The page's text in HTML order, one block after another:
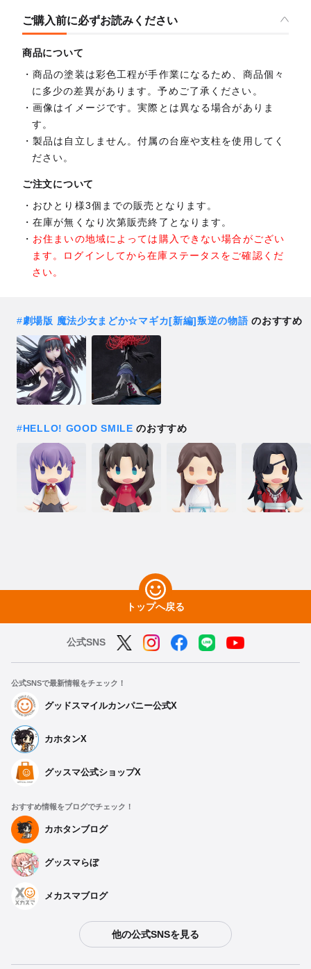
ご購入前に必ずお読みください
商品について
商品の塗装は彩色工程が手作業になるため、商品個々
に多少の差異があります。予めご了承ください。
画像はイメージです。実際とは異なる場合がありま
す。
製品は自立しません。付属の台座や支柱を使用してく
ださい。
ご注文について
おひとり様3個までの販売となります。
在庫が無くなり次第販売終了となります。
お住まいの地域によっては購入できない場合がござい
ます。ログインしてから在庫ステータスをご確認くだ
さい。
#劇場版 魔法少女まどか☆マギカ[新編]叛逆の物語 のおすすめ
#HELLO! GOOD SMILE のおすすめ
トップへ戻る
公式SNS
公式SNSで最新情報をチェック！
グッドスマイルカンパニー公式X
カホタンX
グッスマ公式ショップX
おすすめ情報をブログでチェック！
カホタンブログ
グッスマらぼ
メカスマブログ
他の公式SNSを見る